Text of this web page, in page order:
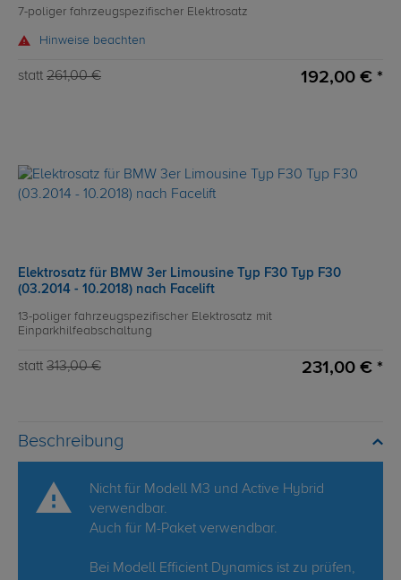
7-poliger fahrzeugspezifischer Elektrosatz
Hinweise beachten
statt 261,00 € 192,00 € *
Elektrosatz für BMW 3er Limousine Typ F30 Typ F30
(03.2014 - 10.2018) nach Facelift
13-poliger fahrzeugspezifischer Elektrosatz mit
Einparkhilfeabschaltung
statt 313,00 € 231,00 € *
Beschreibung
Nicht für Modell M3 und Active Hybrid
verwendbar.
Auch für M-Paket verwendbar.
Bei Modell Efficient Dynamics ist zu prüfen,